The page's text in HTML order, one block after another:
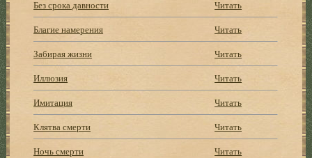
Без срока давности
Читать
Благие намерения
Читать
Забирая жизни
Читать
Иллюзия
Читать
Имитация
Читать
Клятва смерти
Читать
Ночь смерти
Читать